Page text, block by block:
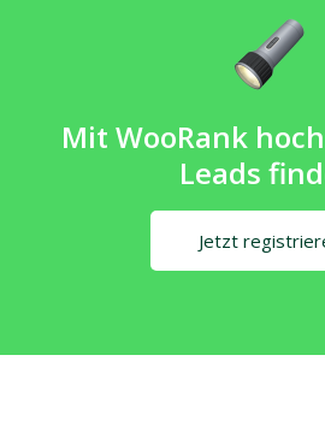
Mit WooRank
Leads
Jetzt